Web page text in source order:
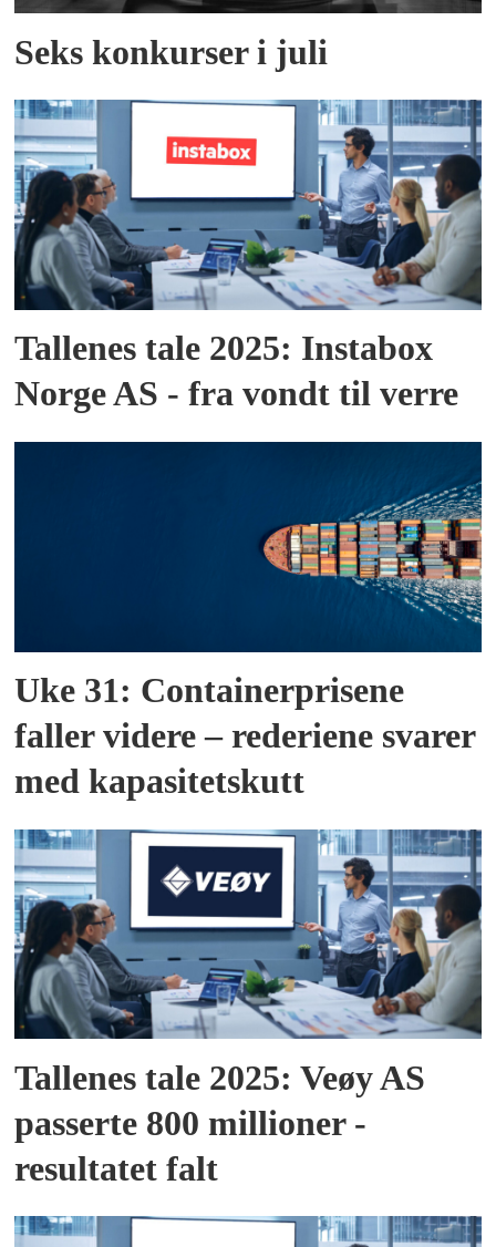
Seks konkurser i juli
Tallenes tale 2025: Instabox
Norge AS - fra vondt til verre
Uke 31: Containerprisene
faller videre – rederiene svarer
med kapasitetskutt
Tallenes tale 2025: Veøy AS
passerte 800 millioner -
resultatet falt